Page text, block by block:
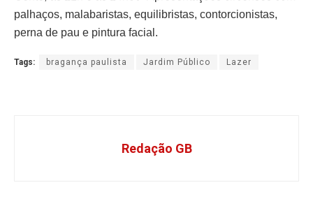
palhaços, malabaristas, equilibristas, contorcionistas,
perna de pau e pintura facial.
Tags: bragança paulista Jardim Público Lazer
Redação GB